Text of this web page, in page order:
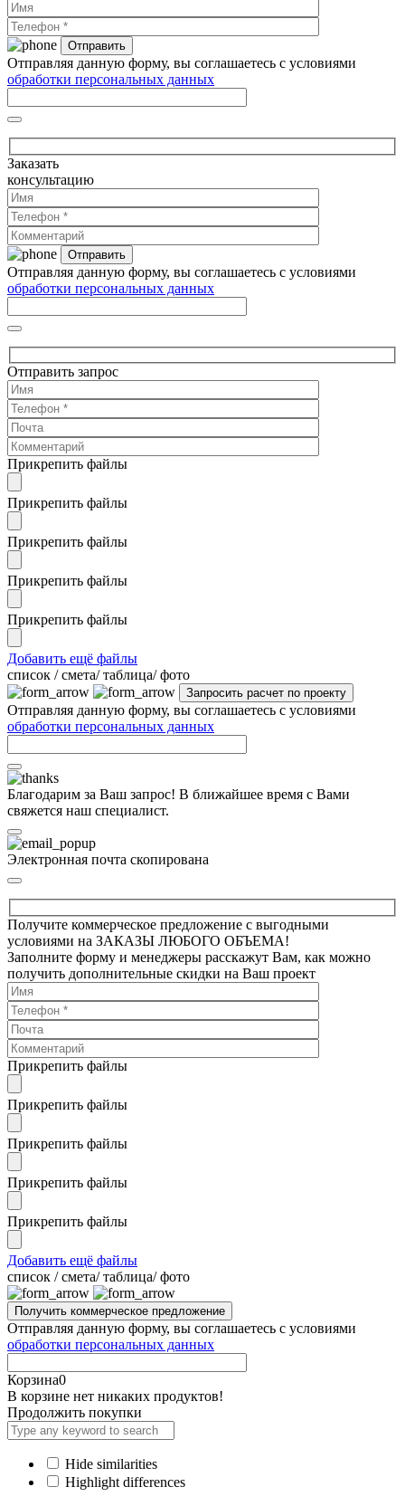
Отправляя данную форму, вы соглашаетесь с условиями
обработки персональных данных
Заказать
консультацию
Отправляя данную форму, вы соглашаетесь с условиями
обработки персональных данных
Отправить запрос
Прикрепить файлы
Прикрепить файлы
Прикрепить файлы
Прикрепить файлы
Прикрепить файлы
Добавить ещё файлы
cписок / смета/ таблица/ фото
Отправляя данную форму, вы соглашаетесь с условиями
обработки персональных данных
Благодарим за Ваш запрос! В ближайшее время с Вами
свяжется наш специалист.
Электронная почта скопирована
Получите коммерческое предложение с выгодными
условиями на ЗАКАЗЫ ЛЮБОГО ОБЪЕМА!
Заполните форму и менеджеры расскажут Вам, как можно
получить дополнительные скидки на Ваш проект
Прикрепить файлы
Прикрепить файлы
Прикрепить файлы
Прикрепить файлы
Прикрепить файлы
Добавить ещё файлы
cписок / смета/ таблица/ фото
Отправляя данную форму, вы соглашаетесь с условиями
обработки персональных данных
Корзина0
В корзине нет никаких продуктов!
Продолжить покупки
Hide similarities
Highlight differences